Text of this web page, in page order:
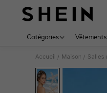
Catégories
Accueil / Maison / Salles